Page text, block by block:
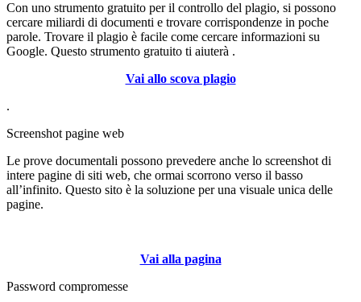
Con uno strumento gratuito per il controllo del plagio, si possono
cercare miliardi di documenti e trovare corrispondenze in poche
parole. Trovare il plagio è facile come cercare informazioni su
Google. Questo strumento gratuito ti aiuterà .
Vai allo scova plagio
.
Screenshot pagine web
Le prove documentali possono prevedere anche lo screenshot di
intere pagine di siti web, che ormai scorrono verso il basso
all’infinito. Questo sito è la soluzione per una visuale unica delle
pagine.
Vai alla pagina
Password compromesse